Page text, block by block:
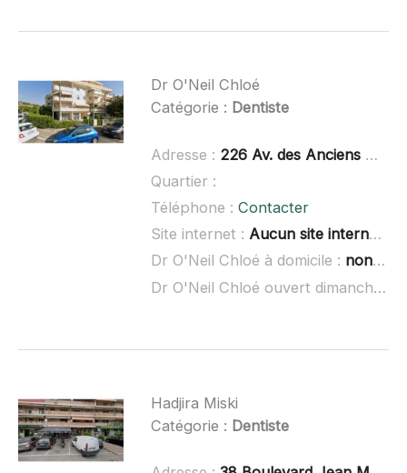
Dr O'Neil Chloé
Catégorie : Dentiste
Adresse : 226 Av. des Anciens Combattants d'Afrique du Nord, 06220 Vallaur
Quartier :
Téléphone : Contacter
Site internet : Aucun site internet connu
Dr O'Neil Chloé à domicile : non renseigné
Dr O'Neil Chloé ouvert dimanche :
Hadjira Miski
Catégorie : Dentiste